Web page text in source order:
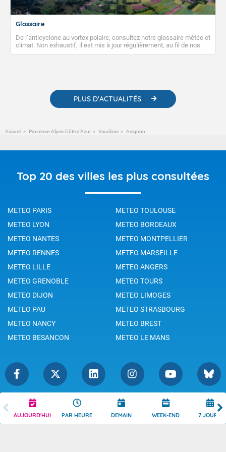
AUJOURD'HUI PAR HEURE DEMAIN WEEK-END 7 JOURS
Glossaire
De l’anticyclone au vortex polaire, consultez notre glossaire météo et
climat. Non exhaustif, il est mis à jour régulièrement, au fil de nos
publications. Vous y trouverez également des liens utiles vers nos
PLUS D'ACTUALITÉS
Accueil Provence-Alpes-Côte d'Azur Vaucluse Avignon
Top 20 des villes les plus consultées
METEO PARIS
METEO TOULOUSE
METEO LYON
METEO BORDEAUX
METEO NANTES
METEO MONTPELLIER
METEO RENNES
METEO MARSEILLE
METEO LILLE
METEO ANGERS
METEO GRENOBLE
METEO TOURS
METEO DIJON
METEO LIMOGES
METEO PAU
METEO STRASBOURG
METEO NANCY
METEO BREST
METEO BESANCON
METEO LE MANS